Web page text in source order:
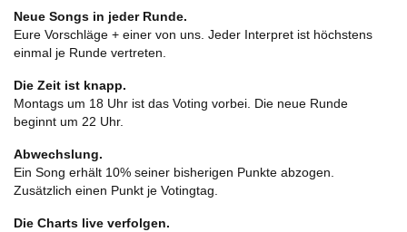
Neue Songs in jeder Runde.
Eure Vorschläge + einer von uns. Jeder Interpret ist höchstens
einmal je Runde vertreten.
Die Zeit ist knapp.
Montags um 18 Uhr ist das Voting vorbei. Die neue Runde
beginnt um 22 Uhr.
Abwechslung.
Ein Song erhält 10% seiner bisherigen Punkte abzogen.
Zusätzlich einen Punkt je Votingtag.
Die Charts live verfolgen.